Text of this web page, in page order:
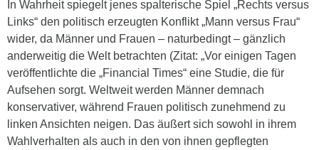
In Wahrheit spiegelt jenes spalterische Spiel „Rechts versus
Links“ den politisch erzeugten Konflikt „Mann versus Frau“
wider, da Männer und Frauen – naturbedingt – gänzlich
anderweitig die Welt betrachten (Zitat: „Vor einigen Tagen
veröffentlichte die „Financial Times“ eine Studie, die für
Aufsehen sorgt. Weltweit werden Männer demnach
konservativer, während Frauen politisch zunehmend zu
linken Ansichten neigen. Das äußert sich sowohl in ihrem
Wahlverhalten als auch in den von ihnen gepflegten